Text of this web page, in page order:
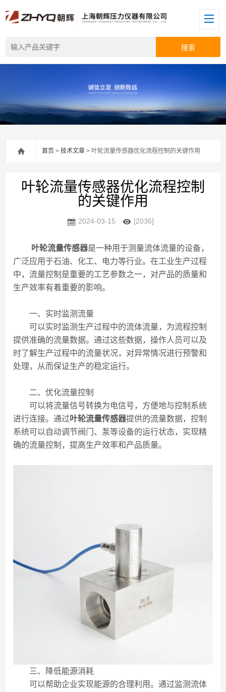
首页 >技术文章 > 叶轮流量传感器优化流程控制的关键作用
叶轮流量传感器优化流程控制
的关键作用
2024-03-15 [2036]
叶轮流量传感器是一种用于测量流体流量的设备，
广泛应用于石油、化工、电力等行业。在工业生产过程
中，流量控制是重要的工艺参数之一，对产品的质量和
生产效率有着重要的影响。
一、实时监测流量
可以实时监测生产过程中的流体流量，为流程控制
提供准确的流量数据。通过这些数据，操作人员可以及
时了解生产过程中的流量状况，对异常情况进行预警和
处理，从而保证生产的稳定运行。
二、优化流量控制
可以将流量信号转换为电信号，方便地与控制系统
进行连接。通过叶轮流量传感器提供的流量数据，控制
系统可以自动调节阀门、泵等设备的运行状态，实现精
确的流量控制，提高生产效率和产品质量。
三、降低能源消耗
可以帮助企业实现能源的合理利用。通过监测流体